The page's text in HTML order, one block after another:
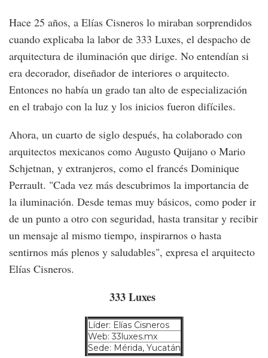
Hace 25 años, a Elías Cisneros lo miraban sorprendidos
cuando explicaba la labor de 333 Luxes, el despacho de
arquitectura de iluminación que dirige. No entendían si
era decorador, diseñador de interiores o arquitecto.
Entonces no había un grado tan alto de especialización
en el trabajo con la luz y los inicios fueron difíciles.
Ahora, un cuarto de siglo después, ha colaborado con
arquitectos mexicanos como Augusto Quijano o Mario
Schjetnan, y extranjeros, como el francés Dominique
Perrault. "Cada vez más descubrimos la importancia de
la iluminación. Desde temas muy básicos, como poder ir
de un punto a otro con seguridad, hasta transitar y recibir
un mensaje al mismo tiempo, inspirarnos o hasta
sentirnos más plenos y saludables", expresa el arquitecto
Elías Cisneros.
333 Luxes
Líder: Elías Cisneros
Web: 33luxes.mx
Sede: Mérida, Yucatán